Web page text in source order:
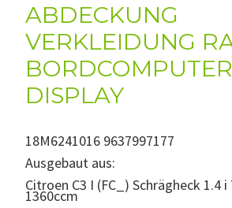
ABDECKUNG
VERKLEIDUNG
BORDCOMPUTER
DISPLAY
18M6241016 9637997177
Ausgebaut aus:
Citroen C3 I (FC_) Schrägheck 1.4 i
1360ccm